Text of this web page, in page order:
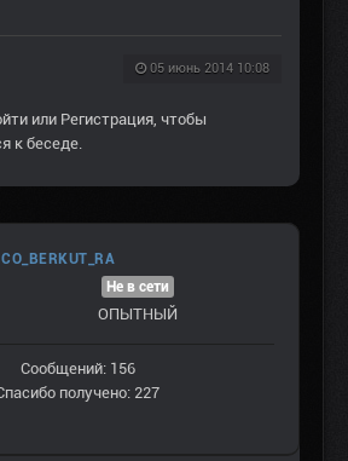
05 июнь 2014 10:08
или Регистрация, чтобы
к беседе.
CO_BERKUT_RA
Не в сети
ОПЫТНЫЙ
Сообщений: 156
получено: 227